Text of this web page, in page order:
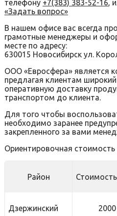
телефону +7(383) 383-52-16,
«Задать вопрос»
В нашем офисе вас всегда
грамотные менеджеры и
месте по адресу:
630015 Новосибирск ул.
ООО «Евросфера» является
предлагая клиентам
оперативную доставку
транспортом до клиента.
Для того чтобы
необходимо заранее
закрепленного за вами
Ориентировочная стоимость
Район
Дзержинский